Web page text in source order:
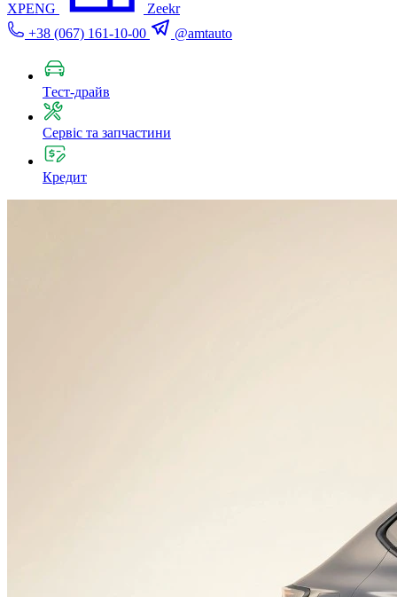
XPENG
Zeekr
+38 (067) 161-10-00
@amtauto
Tест-драйв
Сервіс та запчастини
Кредит